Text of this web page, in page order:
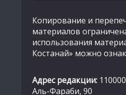
Копирование и
материалов
использования
Костанай» можно
Адрес редакции:
Аль-Фараби, 90